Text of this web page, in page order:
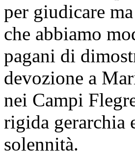
per giudicare
che abbiamo
pagani di
devozione a
nei Campi
rigida gerarchia
solennità.